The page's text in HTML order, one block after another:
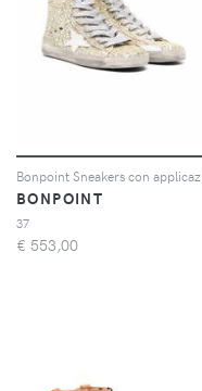
BONPOINT
37
€ 553,00